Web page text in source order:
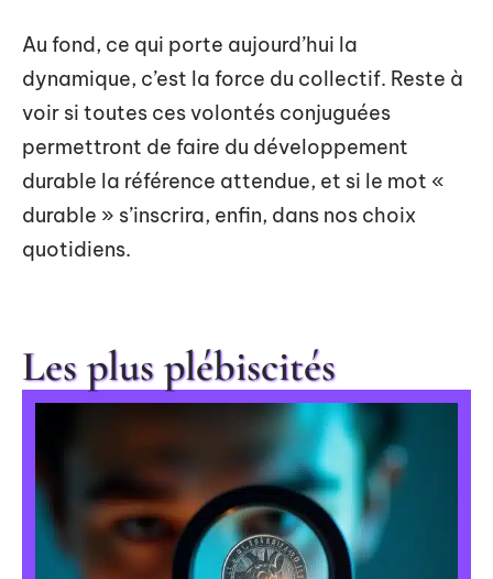
Au fond, ce qui porte aujourd’hui la
dynamique, c’est la force du collectif. Reste à
voir si toutes ces volontés conjuguées
permettront de faire du développement
durable la référence attendue, et si le mot «
durable » s’inscrira, enfin, dans nos choix
quotidiens.
Les plus plébiscités